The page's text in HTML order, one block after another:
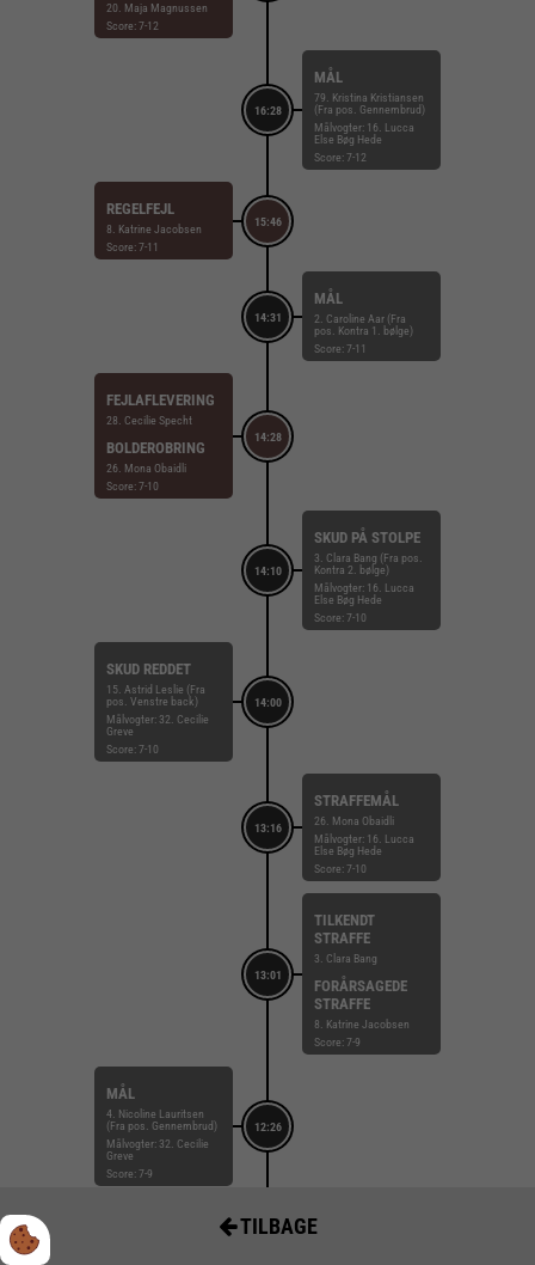
20. Maja Magnussen
Score: 7-12
16:28
MÅL
79. Kristina Kristiansen
(Fra pos. Gennembrud)
Målvogter: 16. Lucca
Else Bøg Hede
Score: 7-12
15:46
REGELFEJL
8. Katrine Jacobsen
Score: 7-11
14:31
MÅL
2. Caroline Aar (Fra
pos. Kontra 1. bølge)
Score: 7-11
14:28
FEJLAFLEVERING
28. Cecilie Specht
BOLDEROBRING
26. Mona Obaidli
Score: 7-10
14:10
SKUD PÅ STOLPE
3. Clara Bang (Fra pos.
Kontra 2. bølge)
Målvogter: 16. Lucca
Else Bøg Hede
Score: 7-10
14:00
SKUD REDDET
15. Astrid Leslie (Fra
pos. Venstre back)
Målvogter: 32. Cecilie
Greve
Score: 7-10
13:16
STRAFFEMÅL
26. Mona Obaidli
Målvogter: 16. Lucca
Else Bøg Hede
Score: 7-10
13:01
TILKENDT
STRAFFE
3. Clara Bang
FORÅRSAGEDE
STRAFFE
8. Katrine Jacobsen
Score: 7-9
12:26
MÅL
4. Nicoline Lauritsen
(Fra pos. Gennembrud)
Målvogter: 32. Cecilie
Greve
Score: 7-9
12:05
TILBAGE